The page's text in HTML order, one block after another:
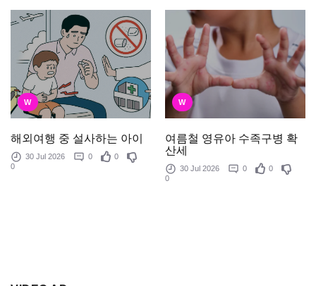
W
해외여행 중 설사하는 아이
30 Jul 2026 0
0
0
W
여름철 영유아 수족구병 확
산세
30 Jul 2026 0
0
0